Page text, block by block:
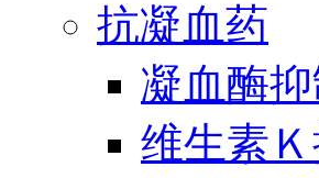
抗凝血药
凝血酶
维生素